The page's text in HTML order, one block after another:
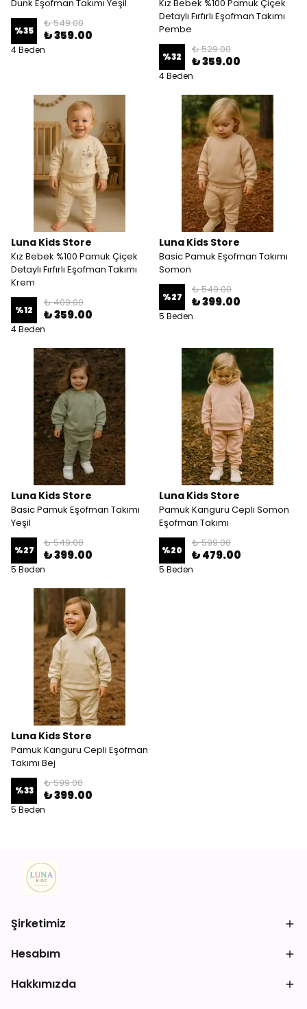
Dunk Eşofman Takımı Yeşil
%35
₺ 549.00
₺ 359.00
4 Beden
Kız Bebek %100 Pamuk Çiçek
Detaylı Fırfırlı Eşofman Takımı
Pembe
%32
₺ 529.00
₺ 359.00
4 Beden
Luna Kids Store
Kız Bebek %100 Pamuk Çiçek
Detaylı Fırfırlı Eşofman Takımı
Krem
%12
₺ 409.00
₺ 359.00
4 Beden
Luna Kids Store
Basic Pamuk Eşofman Takımı
Somon
%27
₺ 549.00
₺ 399.00
5 Beden
Luna Kids Store
Basic Pamuk Eşofman Takımı
Yeşil
%27
₺ 549.00
₺ 399.00
5 Beden
Luna Kids Store
Pamuk Kanguru Cepli Somon
Eşofman Takımı
%20
₺ 599.00
₺ 479.00
5 Beden
Luna Kids Store
Pamuk Kanguru Cepli Eşofman
Takımı Bej
%33
₺ 599.00
₺ 399.00
5 Beden
Şirketimiz
Hesabım
Hakkımızda